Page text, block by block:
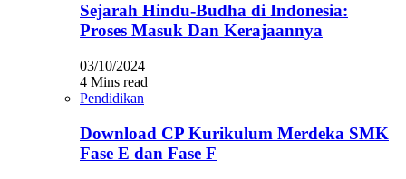
Sejarah Hindu-Budha di Indonesia:
Proses Masuk Dan Kerajaannya
03/10/2024
4 Mins read
Pendidikan
Download CP Kurikulum Merdeka SMK
Fase E dan Fase F